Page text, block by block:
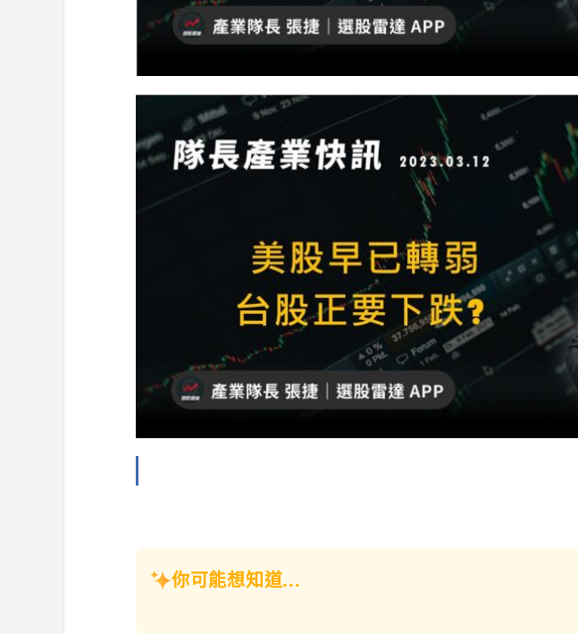
你可能想知道...